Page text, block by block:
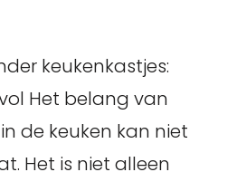
keukenkastjes:
Het belang van
de keuken kan niet
Het is niet alleen